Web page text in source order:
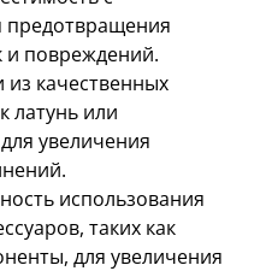
предотвращения
повреждений.
из качественных
латунь или
увеличения
использования
таких как
для увеличения